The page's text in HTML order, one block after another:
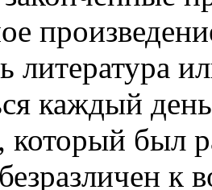
литература
каждый
который был